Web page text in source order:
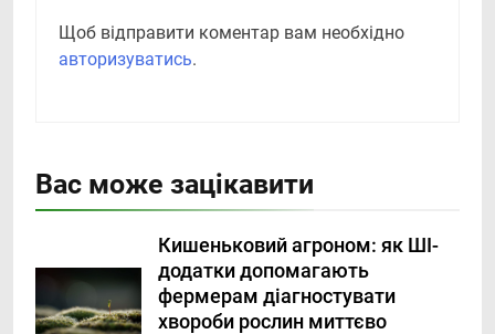
Щоб відправити коментар вам необхідно
авторизуватись.
Вас може зацікавити
Кишеньковий агроном: як ШІ-
додатки допомагають
фермерам діагностувати
хвороби рослин миттєво